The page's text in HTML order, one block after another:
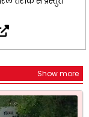
Show more